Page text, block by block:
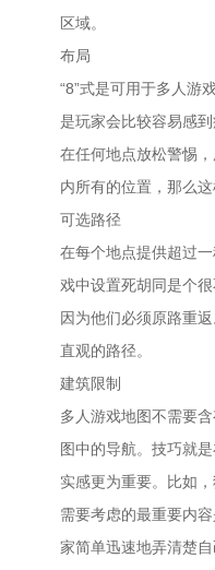
区域。
布局
“8”式是可用于多人游
是玩家会比较容易感
在任何地点放松警惕
内所有的位置，那么
可选路径
在每个地点提供超过
戏中设置死胡同是个
因为他们必须原路重
直观的路径。
建筑限制
多人游戏地图不需要
图中的导航。技巧就
实感更为重要。比如
需要考虑的最重要内
家简单迅速地弄清楚